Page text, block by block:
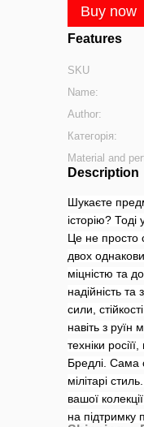
Buy now
Features
SKU
Name:
Author:
Категорія:
Material and
Description
Шукаєте
історію?
Це не просто
двох
міцністю та
надійність
сили,
навіть з руїн
техніки
Бредлі. Сама
мілітарі
вашої
на підтримку